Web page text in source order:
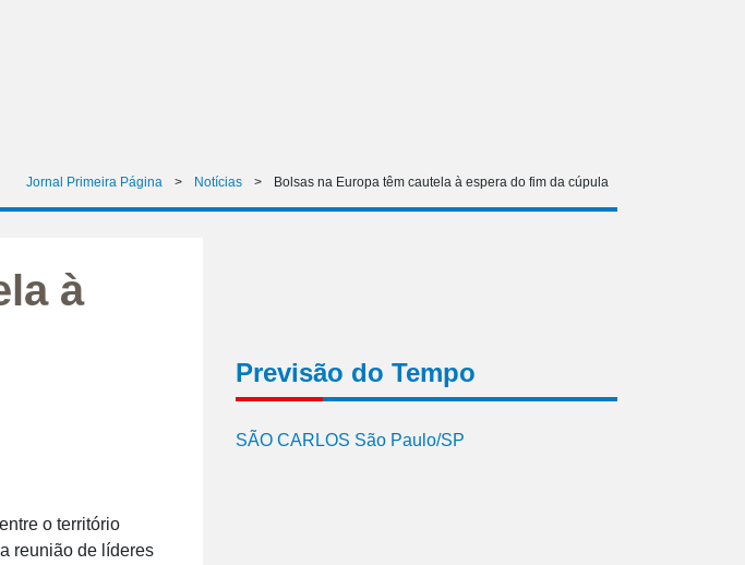
Jornal Primeira Página > Notícias > Bolsas na Europa têm cautela à espera do fim da cúpula
à
o território
reunião de líderes
Previsão do Tempo
SÃO CARLOS São Paulo/SP